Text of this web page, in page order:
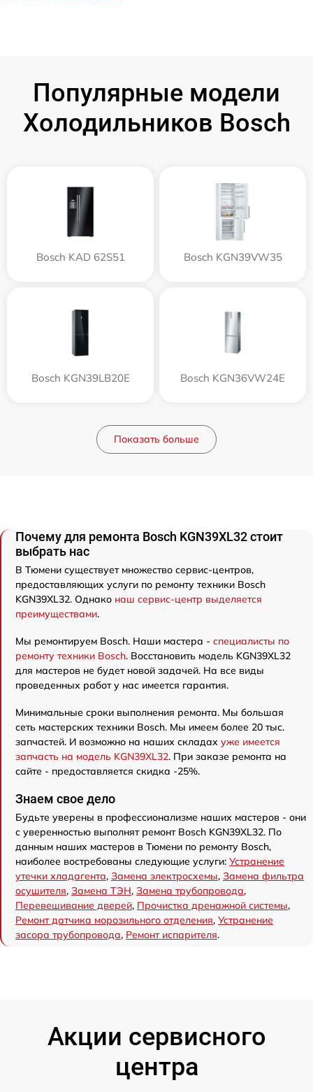
Популярные модели
Холодильников Bosch
Bosch KAD 62S51 Bosch KGN39VW35
Bosch KGN39LB20E Bosch KGN36VW24E
Показать больше
Почему для ремонта Bosch KGN39XL32 стоит
выбрать нас
В Тюмени существует множество сервис-центров,
предоставляющих услуги по ремонту техники Bosch
KGN39XL32. Однако наш сервис-центр выделяется
преимуществами.
Мы ремонтируем Bosch. Наши мастера - специалисты по
ремонту техники Bosch. Восстановить модель KGN39XL32
для мастеров не будет новой задачей. На все виды
проведенных работ у нас имеется гарантия.
Минимальные сроки выполнения ремонта. Мы большая
сеть мастерских техники Bosch. Мы имеем более 20 тыс.
запчастей. И возможно на наших складах уже имеется
запчасть на модель KGN39XL32. При заказе ремонта на
сайте - предоставляется скидка -25%.
Знаем свое дело
Будьте уверены в профессионализме наших мастеров - они
с уверенностью выполнят ремонт Bosch KGN39XL32. По
данным наших мастеров в Тюмени по ремонту Bosch,
наиболее востребованы следующие услуги: Устранение
утечки хладагента, Замена электросхемы, Замена фильтра
осушителя, Замена ТЭН, Замена трубопровода,
Перевешивание дверей, Прочистка дренажной системы,
Ремонт датчика морозильного отделения, Устранение
засора трубопровода, Ремонт испарителя.
Акции сервисного
центра